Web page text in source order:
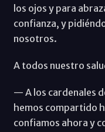
los ojos y para
confianza, y
nosotros.
A todos nuestro
— A los cardenales
hemos compartido
confiamos ahora y